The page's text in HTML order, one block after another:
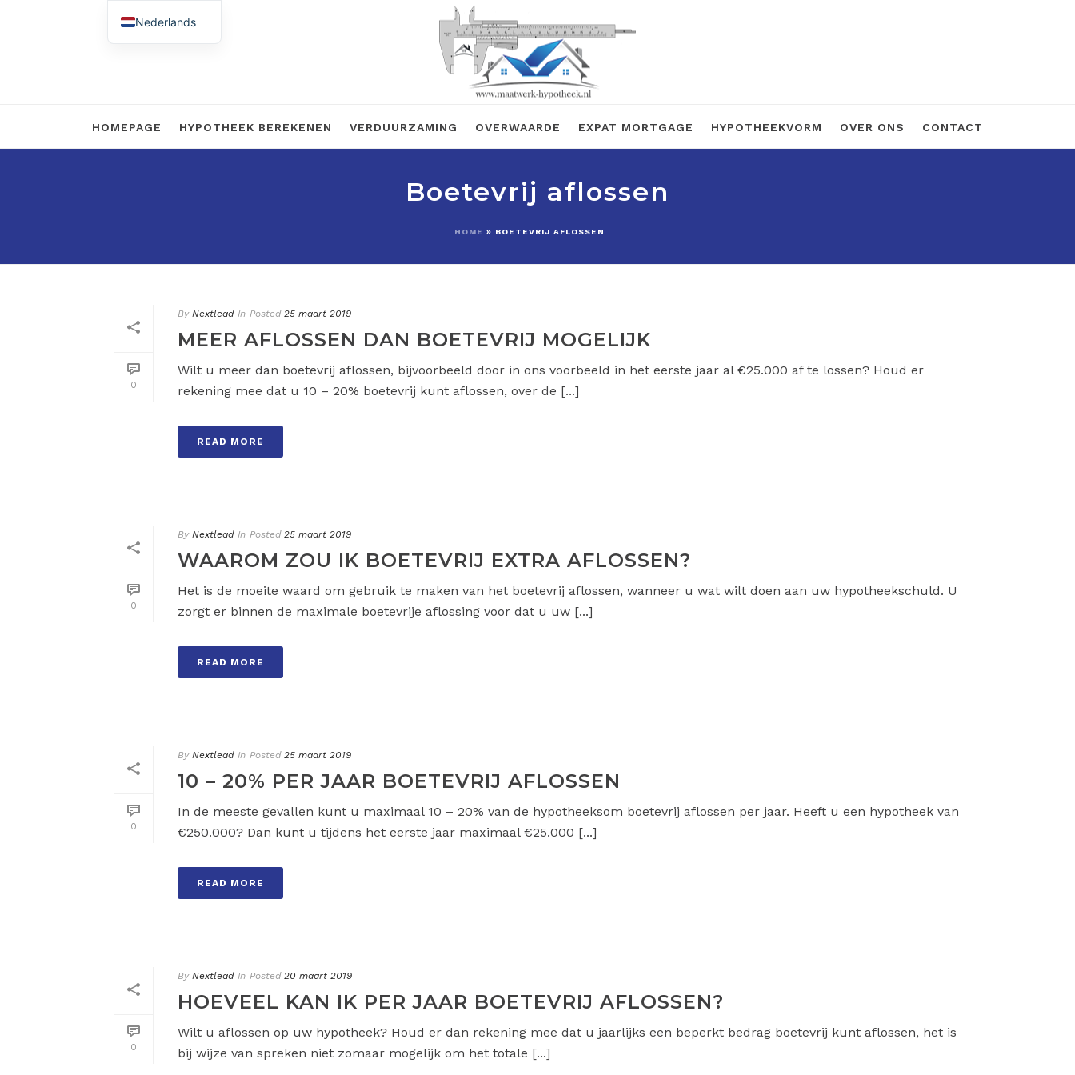
HOMEPAGE HYPOTHEEK BEREKENEN VERDUURZAMING OVERWAARDE EXPAT MORTGAGE HYPOTHEEKVORM OVER ONS CONTACT
Boetevrij aflossen
HOME » BOETEVRIJ AFLOSSEN
0
By Nextlead In Posted 25 maart 2019
MEER AFLOSSEN DAN BOETEVRIJ MOGELIJK
Wilt u meer dan boetevrij aflossen, bijvoorbeeld door in ons voorbeeld in het eerste jaar al €25.000 af te lossen? Houd er
rekening mee dat u 10 – 20% boetevrij kunt aflossen, over de [...]
READ MORE
0
By Nextlead In Posted 25 maart 2019
WAAROM ZOU IK BOETEVRIJ EXTRA AFLOSSEN?
Het is de moeite waard om gebruik te maken van het boetevrij aflossen, wanneer u wat wilt doen aan uw hypotheekschuld. U
zorgt er binnen de maximale boetevrije aflossing voor dat u uw [...]
READ MORE
0
By Nextlead In Posted 25 maart 2019
10 – 20% PER JAAR BOETEVRIJ AFLOSSEN
In de meeste gevallen kunt u maximaal 10 – 20% van de hypotheeksom boetevrij aflossen per jaar. Heeft u een hypotheek van
€250.000? Dan kunt u tijdens het eerste jaar maximaal €25.000 [...]
READ MORE
0
By Nextlead In Posted 20 maart 2019
HOEVEEL KAN IK PER JAAR BOETEVRIJ AFLOSSEN?
Wilt u aflossen op uw hypotheek? Houd er dan rekening mee dat u jaarlijks een beperkt bedrag boetevrij kunt aflossen, het is
bij wijze van spreken niet zomaar mogelijk om het totale [...]
Nederlands